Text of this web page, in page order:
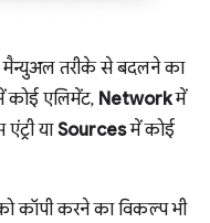
तरीके से बदलने का
कोई एलिमेंट, Networkमें
याSourcesमें कोई
कॉपी करने का विकल्प भी